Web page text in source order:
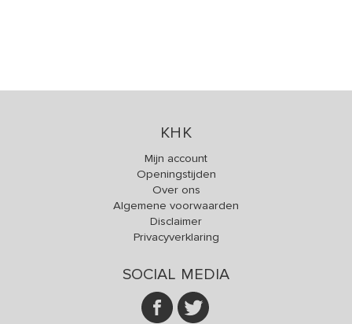
KHK
Mijn account
Openingstijden
Over ons
Algemene voorwaarden
Disclaimer
Privacyverklaring
SOCIAL MEDIA